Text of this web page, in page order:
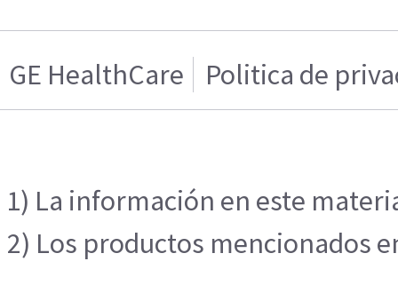
GE HealthCare Politica de
1) La información en este
2) Los productos mencionados